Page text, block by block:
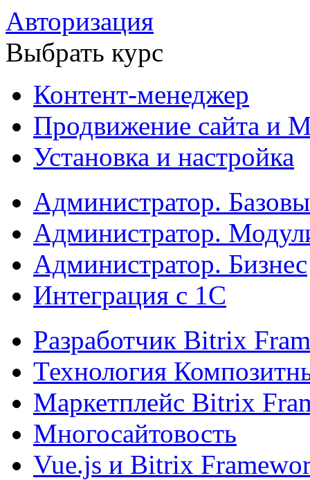
Авторизация
Выбрать курс
Контент-менеджер
Продвижение сайта и
Установка и настройка
Администратор.
Администратор.
Администратор. Бизнес
Интеграция с 1С
Разработчик Bitrix
Технология
Маркетплейс Bitrix
Многосайтовость
Vue.js и Bitrix